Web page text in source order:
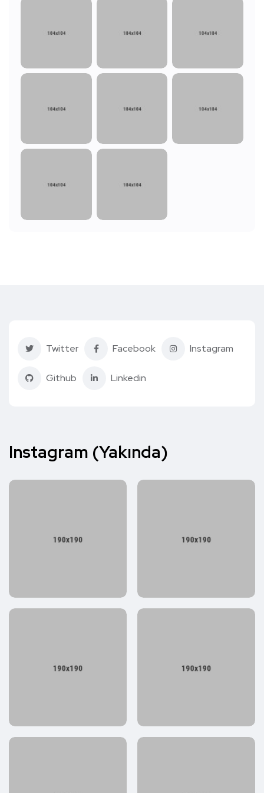
Twitter Facebook Instagram
Github Linkedin
Instagram (Yakında)